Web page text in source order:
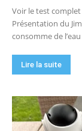
Voir le test
Présentation du
consomme de
Lire la suite